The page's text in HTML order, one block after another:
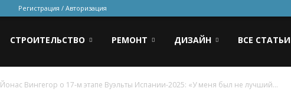
Регистрация / Авторизация
СТРОИТЕЛЬСТВО РЕМОНТ ДИЗАЙН ВСЕ СТАТЬИ
Йонас Вингегор о 17-м этапе Вуэльты Испании-2025: «У меня был не лучший...